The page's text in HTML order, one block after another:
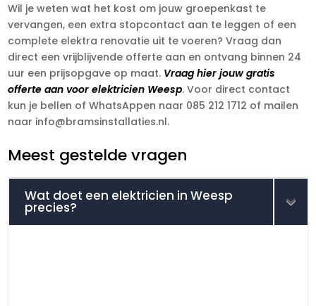
Wil je weten wat het kost om jouw groepenkast te
vervangen, een extra stopcontact aan te leggen of een
complete elektra renovatie uit te voeren? Vraag dan
direct een vrijblijvende offerte aan en ontvang binnen 24
uur een prijsopgave op maat. Vraag hier jouw gratis
offerte aan voor elektricien Weesp. Voor direct contact
kun je bellen of WhatsAppen naar 085 212 1712 of mailen
naar info@bramsinstallaties.nl.
Meest gestelde vragen
Wat doet een elektricien in Weesp
precies?